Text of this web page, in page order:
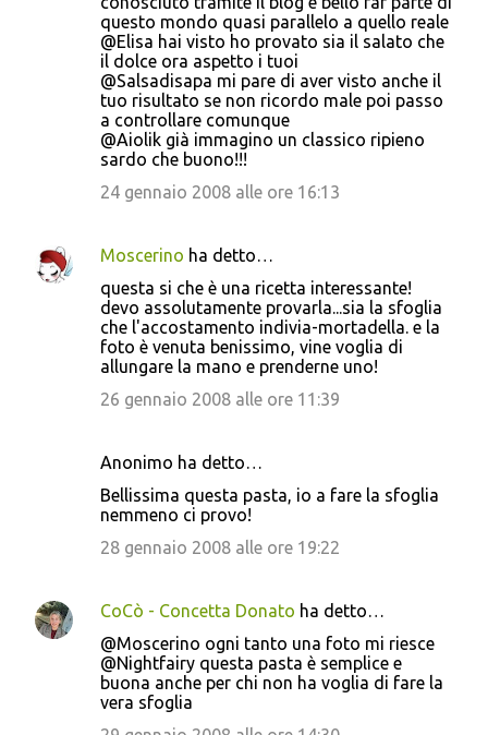
questo mondo quasi parallelo a quello reale
@Elisa hai visto ho provato sia il salato che
il dolce ora aspetto i tuoi
@Salsadisapa mi pare di aver visto anche il
tuo risultato se non ricordo male poi passo
a controllare comunque
@Aiolik già immagino un classico ripieno
sardo che buono!!!
24 gennaio 2008 alle ore 16:13
Moscerino ha detto…
questa si che è una ricetta interessante!
devo assolutamente provarla...sia la sfoglia
che l'accostamento indivia-mortadella. e la
foto è venuta benissimo, vine voglia di
allungare la mano e prenderne uno!
26 gennaio 2008 alle ore 11:39
Anonimo ha detto…
Bellissima questa pasta, io a fare la sfoglia
nemmeno ci provo!
28 gennaio 2008 alle ore 19:22
CoCò - Concetta Donato ha detto…
@Moscerino ogni tanto una foto mi riesce
@Nightfairy questa pasta è semplice e
buona anche per chi non ha voglia di fare la
vera sfoglia